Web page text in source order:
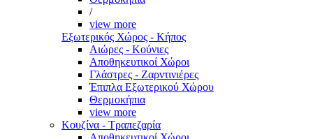
/
view more
Εξωτερικός Χώρος - Κήπος
Αιώρες - Κούνιες
Αποθηκευτικοί Χώροι
Γλάστρες - Ζαρντινιέρες
Έπιπλα Εξωτερικού Χώρου
Θερμοκήπια
view more
Κουζίνα - Τραπεζαρία